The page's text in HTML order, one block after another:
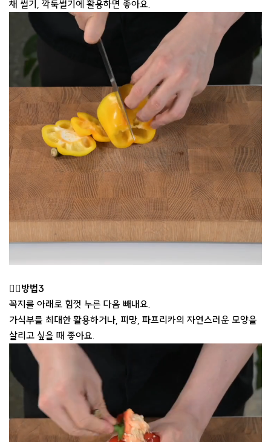
채 썰기, 깍둑썰기에 활용하면 좋아요.
👉🏻방법3
꼭지를 아래로 힘껏 누른 다음 빼내요.
가식부를 최대한 활용하거나, 피망, 파프리카의 자연스러운 모양을
살리고 싶을 때 좋아요.